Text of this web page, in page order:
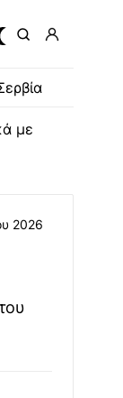
με
2026